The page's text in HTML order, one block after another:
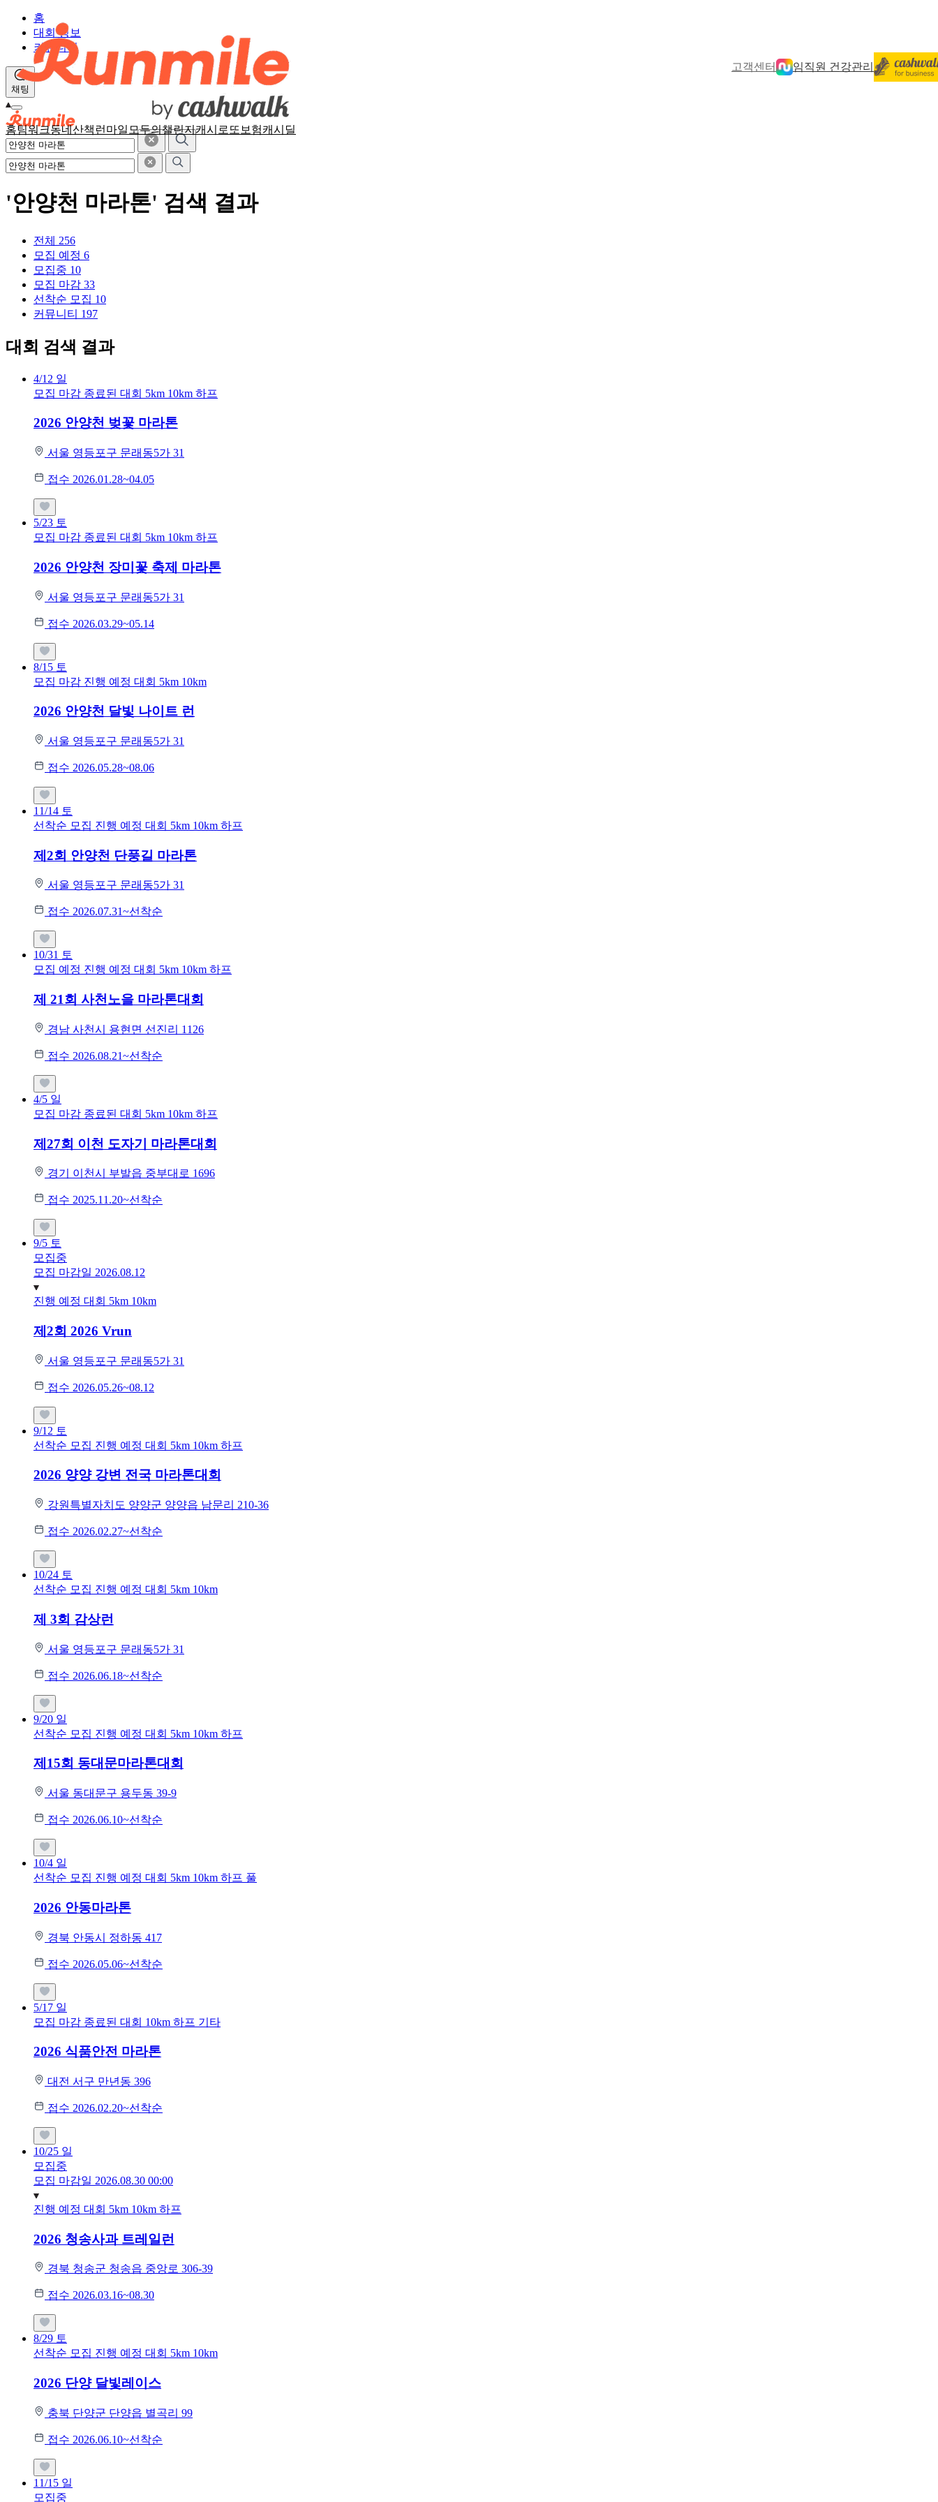
고객센터 임직원 건강관리
홈팀워크동네산책 런마일 모두의챌린지캐시로또 보험캐시딜
홈
대회 정보
커뮤니티
채팅
'안양천 마라톤' 검색 결과
전체 256
모집 예정 6
모집중 10
모집 마감 33
선착순 모집 10
커뮤니티 197
대회 검색 결과
4/12 일
모집 마감 종료된 대회 5km 10km 하프
2026 안양천 벚꽃 마라톤
서울 영등포구 문래동5가 31
접수 2026.01.28~04.05
5/23 토
모집 마감 종료된 대회 5km 10km 하프
2026 안양천 장미꽃 축제 마라톤
서울 영등포구 문래동5가 31
접수 2026.03.29~05.14
8/15 토
모집 마감 진행 예정 대회 5km 10km
2026 안양천 달빛 나이트 런
서울 영등포구 문래동5가 31
접수 2026.05.28~08.06
11/14 토
선착순 모집 진행 예정 대회 5km 10km 하프
제2회 안양천 단풍길 마라톤
서울 영등포구 문래동5가 31
접수 2026.07.31~선착순
10/31 토
모집 예정 진행 예정 대회 5km 10km 하프
제 21회 사천노을 마라톤대회
경남 사천시 용현면 선진리 1126
접수 2026.08.21~선착순
4/5 일
모집 마감 종료된 대회 5km 10km 하프
제27회 이천 도자기 마라톤대회
경기 이천시 부발읍 중부대로 1696
접수 2025.11.20~선착순
9/5 토
모집중
모집 마감일 2026.08.12
진행 예정 대회 5km 10km
제2회 2026 Vrun
서울 영등포구 문래동5가 31
접수 2026.05.26~08.12
9/12 토
선착순 모집 진행 예정 대회 5km 10km 하프
2026 양양 강변 전국 마라톤대회
강원특별자치도 양양군 양양읍 남문리 210-36
접수 2026.02.27~선착순
10/24 토
선착순 모집 진행 예정 대회 5km 10km
제 3회 감상런
서울 영등포구 문래동5가 31
접수 2026.06.18~선착순
9/20 일
선착순 모집 진행 예정 대회 5km 10km 하프
제15회 동대문마라톤대회
서울 동대문구 용두동 39-9
접수 2026.06.10~선착순
10/4 일
선착순 모집 진행 예정 대회 5km 10km 하프 풀
2026 안동마라톤
경북 안동시 정하동 417
접수 2026.05.06~선착순
5/17 일
모집 마감 종료된 대회 10km 하프 기타
2026 식품안전 마라톤
대전 서구 만년동 396
접수 2026.02.20~선착순
10/25 일
모집중
모집 마감일 2026.08.30 00:00
진행 예정 대회 5km 10km 하프
2026 청송사과 트레일런
경북 청송군 청송읍 중앙로 306-39
접수 2026.03.16~08.30
8/29 토
선착순 모집 진행 예정 대회 5km 10km
2026 단양 달빛레이스
충북 단양군 단양읍 별곡리 99
접수 2026.06.10~선착순
11/15 일
모집중